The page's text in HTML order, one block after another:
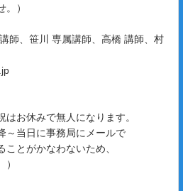
）
師、笹川 専属講師、高橋 講師、村
お休みで無人になります。
～当日に事務局にメールで
とがかなわないため、